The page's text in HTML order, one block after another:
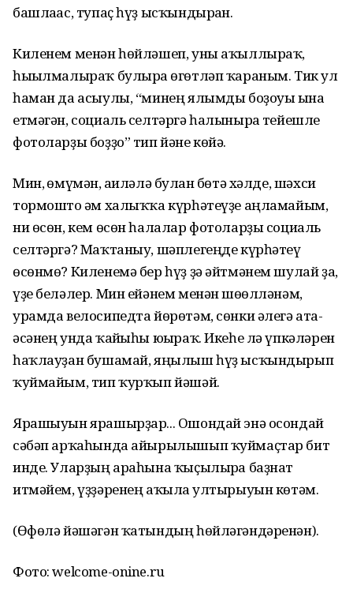
башлағас, тупаҫ һүҙ ысҡындырған.
Киленем менән һөйләшеп, уны аҡыллыраҡ,
һығылмалыраҡ булырға өгөтләп ҡараным. Тик ул
һаман да асыулы, “минең ялымды боҙоуы ғына
етмәгән, социаль селтәргә һалынырға тейешле
фотоларҙы боҙҙо” тип йәне көйә.
Мин, ғөмүмән, ғаиләлә булған бөтә хәлде, шәхси
тормошто ғәм халыҡҡа күрһәтеүҙе аңламайым,
ни өсөн, кем өсөн һалалар фотоларҙы социаль
селтәргә? Маҡтаныу, шәплегеңде күрһәтеү
өсөнмө? Киленемә бер һүҙ ҙә әйтмәнем шулай ҙа,
үҙе беләлер. Мин ейәнем менән шөғөлләнәм,
урамда велосипедта йөрөтәм, сөнки әлегә ата-
әсәнең унда ҡайғыһы юғыраҡ. Икеһе лә үпкәләрен
һаҡлауҙан бушамай, яңылыш һүҙ ысҡындырып
ҡуймайым, тип ҡурҡып йәшәй.
Ярашыуын ярашырҙар... Ошондай энә осондай
сәбәп арҡаһында айырылышып ҡуймаҫтар бит
инде. Уларҙың араһына ҡыҫылырға баҙнат
итмәйем, үҙҙәренең аҡылға ултырыуын көтәм.
(Өфөлә йәшәгән ҡатындың һөйләгәндәренән).
Фото: welcome-onine.ru